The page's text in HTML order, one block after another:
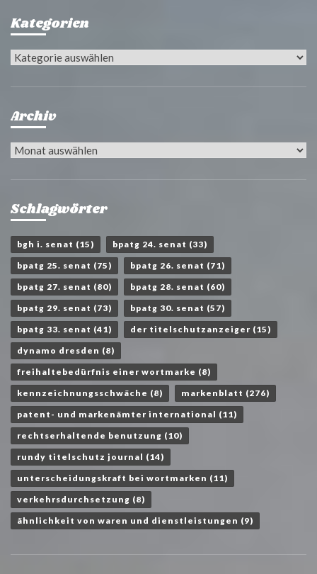
Kategorien
Kategorien
Archiv
Archiv
Schlagwörter
bgh i. senat (15) bpatg 24. senat (33)
bpatg 25. senat (75) bpatg 26. senat (71)
bpatg 27. senat (80) bpatg 28. senat (60)
bpatg 29. senat (73) bpatg 30. senat (57)
bpatg 33. senat (41) der titelschutzanzeiger (15)
dynamo dresden (8)
freihaltebedürfnis einer wortmarke (8)
kennzeichnungsschwäche (8) markenblatt (276)
patent- und markenämter international (11)
rechtserhaltende benutzung (10)
rundy titelschutz journal (14)
unterscheidungskraft bei wortmarken (11)
verkehrsdurchsetzung (8)
ähnlichkeit von waren und dienstleistungen (9)